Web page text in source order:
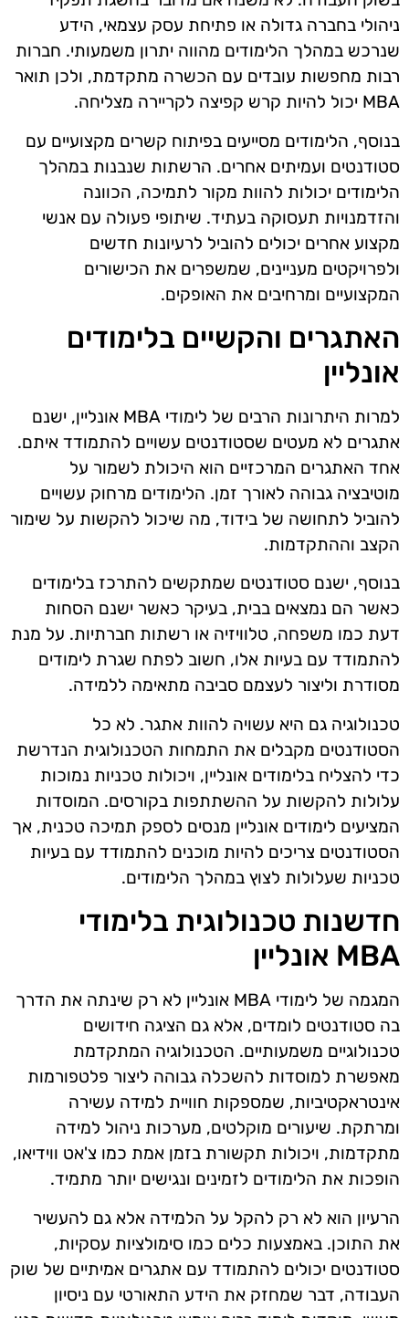
ניהולי בחברה גדולה או פתיחת עסק עצמאי, הידע
שנרכש במהלך הלימודים מהווה יתרון משמעותי. חברות
רבות מחפשות עובדים עם הכשרה מתקדמת, ולכן תואר
MBA יכול להיות קרש קפיצה לקריירה מצליחה.
בנוסף, הלימודים מסייעים בפיתוח קשרים מקצועיים עם
סטודנטים ועמיתים אחרים. הרשתות שנבנות במהלך
הלימודים יכולות להוות מקור לתמיכה, הכוונה
והזדמנויות תעסוקה בעתיד. שיתופי פעולה עם אנשי
מקצוע אחרים יכולים להוביל לרעיונות חדשים
ולפרויקטים מעניינים, שמשפרים את הכישורים
המקצועיים ומרחיבים את האופקים.
האתגרים והקשיים בלימודים
אונליין
למרות היתרונות הרבים של לימודי MBA אונליין, ישנם
אתגרים לא מעטים שסטודנטים עשויים להתמודד איתם.
אחד האתגרים המרכזיים הוא היכולת לשמור על
מוטיבציה גבוהה לאורך זמן. הלימודים מרחוק עשויים
להוביל לתחושה של בידוד, מה שיכול להקשות על שימור
הקצב וההתקדמות.
בנוסף, ישנם סטודנטים שמתקשים להתרכז בלימודים
כאשר הם נמצאים בבית, בעיקר כאשר ישנם הסחות
דעת כמו משפחה, טלוויזיה או רשתות חברתיות. על מנת
להתמודד עם בעיות אלו, חשוב לפתח שגרת לימודים
מסודרת וליצור לעצמם סביבה מתאימה ללמידה.
טכנולוגיה גם היא עשויה להוות אתגר. לא כל
הסטודנטים מקבלים את התמחות הטכנולוגית הנדרשת
כדי להצליח בלימודים אונליין, ויכולות טכניות נמוכות
עלולות להקשות על ההשתתפות בקורסים. המוסדות
המציעים לימודים אונליין מנסים לספק תמיכה טכנית, אך
הסטודנטים צריכים להיות מוכנים להתמודד עם בעיות
טכניות שעלולות לצוץ במהלך הלימודים.
חדשנות טכנולוגית בלימודי
MBA אונליין
המגמה של לימודי MBA אונליין לא רק שינתה את הדרך
בה סטודנטים לומדים, אלא גם הציגה חידושים
טכנולוגיים משמעותיים. הטכנולוגיה המתקדמת
מאפשרת למוסדות להשכלה גבוהה ליצור פלטפורמות
אינטראקטיביות, שמספקות חוויית למידה עשירה
ומרתקת. שיעורים מוקלטים, מערכות ניהול למידה
מתקדמות, ויכולות תקשורת בזמן אמת כמו צ'אט ווידיאו,
הופכות את הלימודים לזמינים ונגישים יותר מתמיד.
הרעיון הוא לא רק להקל על הלמידה אלא גם להעשיר
את התוכן. באמצעות כלים כמו סימולציות עסקיות,
סטודנטים יכולים להתמודד עם אתגרים אמיתיים של שוק
העבודה, דבר שמחזק את הידע התאורטי עם ניסיון